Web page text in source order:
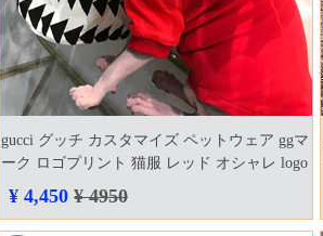
gucci グッチ カスタマイズ ペットウェア ggマ
ーク ロゴプリント 猫服 レッド オシャレ logo
付き 人気 犬兼用 パーカー
¥ 4,450 ¥ 4950